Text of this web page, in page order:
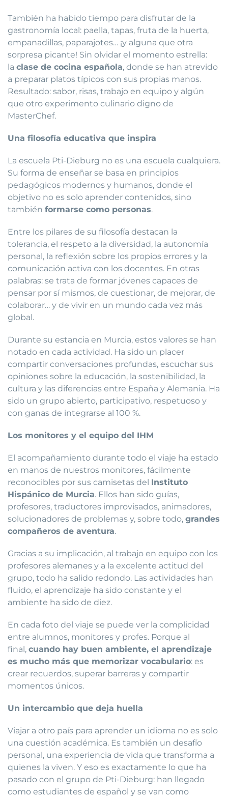
También ha habido tiempo para disfrutar de la
gastronomía local: paella, tapas, fruta de la huerta,
empanadillas, paparajotes… ¡y alguna que otra
sorpresa picante! Sin olvidar el momento estrella:
la clase de cocina española, donde se han atrevido
a preparar platos típicos con sus propias manos.
Resultado: sabor, risas, trabajo en equipo y algún
que otro experimento culinario digno de
MasterChef.
Una filosofía educativa que inspira
La escuela Pti-Dieburg no es una escuela cualquiera.
Su forma de enseñar se basa en principios
pedagógicos modernos y humanos, donde el
objetivo no es solo aprender contenidos, sino
también formarse como personas.
Entre los pilares de su filosofía destacan la
tolerancia, el respeto a la diversidad, la autonomía
personal, la reflexión sobre los propios errores y la
comunicación activa con los docentes. En otras
palabras: se trata de formar jóvenes capaces de
pensar por sí mismos, de cuestionar, de mejorar, de
colaborar… y de vivir en un mundo cada vez más
global.
Durante su estancia en Murcia, estos valores se han
notado en cada actividad. Ha sido un placer
compartir conversaciones profundas, escuchar sus
opiniones sobre la educación, la sostenibilidad, la
cultura y las diferencias entre España y Alemania. Ha
sido un grupo abierto, participativo, respetuoso y
con ganas de integrarse al 100 %.
Los monitores y el equipo del IHM
El acompañamiento durante todo el viaje ha estado
en manos de nuestros monitores, fácilmente
reconocibles por sus camisetas del Instituto
Hispánico de Murcia. Ellos han sido guías,
profesores, traductores improvisados, animadores,
solucionadores de problemas y, sobre todo, grandes
compañeros de aventura.
Gracias a su implicación, al trabajo en equipo con los
profesores alemanes y a la excelente actitud del
grupo, todo ha salido redondo. Las actividades han
fluido, el aprendizaje ha sido constante y el
ambiente ha sido de diez.
En cada foto del viaje se puede ver la complicidad
entre alumnos, monitores y profes. Porque al
final, cuando hay buen ambiente, el aprendizaje
es mucho más que memorizar vocabulario: es
crear recuerdos, superar barreras y compartir
momentos únicos.
Un intercambio que deja huella
Viajar a otro país para aprender un idioma no es solo
una cuestión académica. Es también un desafío
personal, una experiencia de vida que transforma a
quienes la viven. Y eso es exactamente lo que ha
pasado con el grupo de Pti-Dieburg: han llegado
como estudiantes de español y se van como